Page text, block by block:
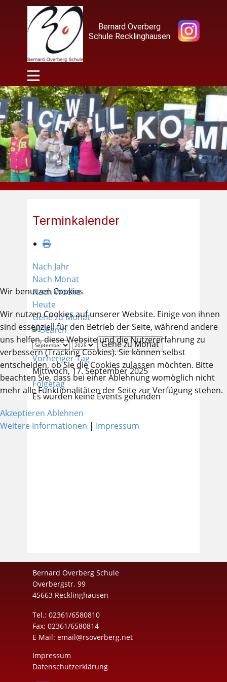
Bernard Overberg
Schule Recklinghausen
Terminkalender
Nach Jahr
Nach Monat
Nach Woche
Heute
Gehe zu Monat
Gehe zu Monat
Vorheriger Tag
Mittwoch, 17. September 2025
Folgetag
Es wurden keine Events gefunden
Bernard Overberg Schule
Overbergstr. 99
45663 Recklinghausen
Tel.: 02361/6580810
Fax: 02361/6580814
E Mail: email@rsoverberg.net
Impressum
Datenschutzerklärung
Wir benutzen Cookies
Wir nutzen Cookies auf unserer Website. Einige von ihnen
sind essenziell für den Betrieb der Seite, während andere
uns helfen, diese Website und die Nutzererfahrung zu
verbessern (Tracking Cookies). Sie können selbst
entscheiden, ob Sie die Cookies zulassen möchten. Bitte
beachten Sie, dass bei einer Ablehnung womöglich nicht
mehr alle Funktionalitäten der Seite zur Verfügung stehen.
Akzeptieren Ablehnen
Weitere Informationen | Impressum